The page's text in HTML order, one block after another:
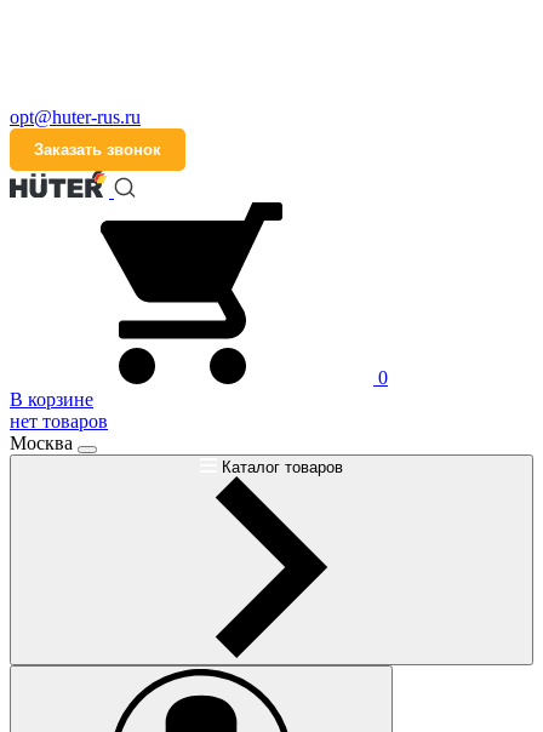
opt@huter-rus.ru
Заказать звонок
0
В корзине
нет товаров
Москва
Каталог товаров